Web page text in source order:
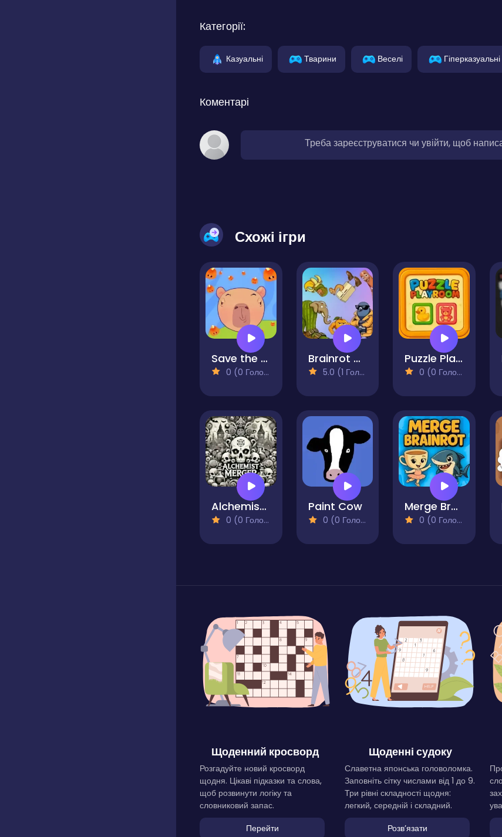
Категорії:
Казуальні Тварини Веселі Гіперказуальні
Коментарі
Треба зареєструватися чи увійти, щоб
Схожі ігри
Save the Capybara
0 (0 Голосів)
Brainrot Merge
5.0 (1 Голосів)
Puzzle PlayRoom
0 (0 Голосів)
Alchemist Merge
0 (0 Голосів)
Paint Cow
0 (0 Голосів)
Merge Brainrot
0 (0 Голосів)
Щоденний кросворд
Розгадуйте новий кросворд
щодня. Цікаві підказки та слова,
щоб розвинути логіку та
словниковий запас.
Перейти
Щоденні судоку
Славетна японська головоломка.
Заповніть сітку числами від 1 до 9.
Три рівні складності щодня:
легкий, середній і складний.
Розвʼязати